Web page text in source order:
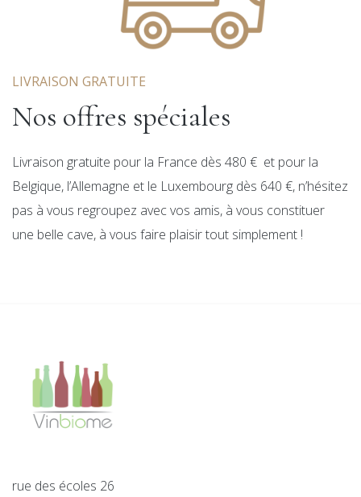
LIVRAISON GRATUITE
Nos offres spéciales
Livraison gratuite pour la France dès 480 € et pour la
Belgique, l’Allemagne et le Luxembourg dès 640 €, n’hésitez
pas à vous regroupez avec vos amis, à vous constituer
une belle cave, à vous faire plaisir tout simplement !
rue des écoles 26